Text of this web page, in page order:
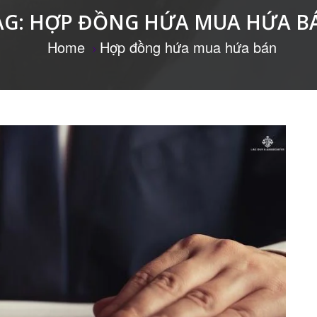
HỢP ĐỒNG HỨA MUA HỨA
Home Hợp đồng hứa mua hứa bán